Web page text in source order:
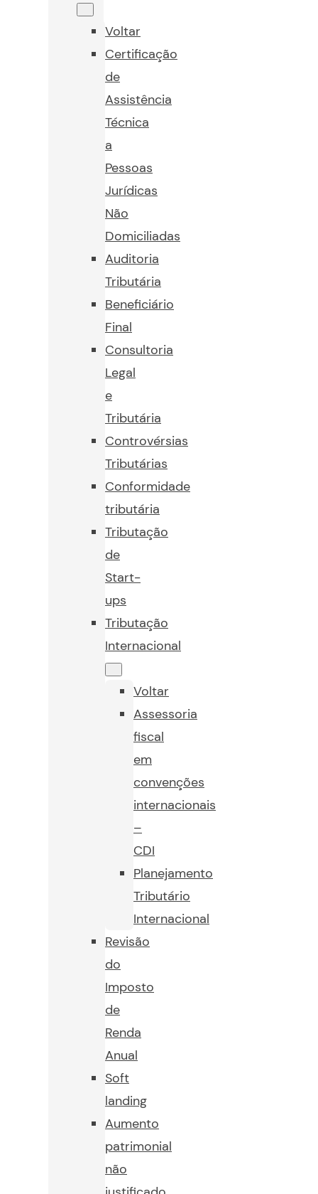
Voltar
Certificação
de
Assistência
Técnica
a
Pessoas
Jurídicas
Não
Domiciliadas
Auditoria
Tributária
Beneficiário
Final
Consultoria
Legal
e
Tributária
Controvérsias
Tributárias
Conformidade
tributária
Tributação
de
Start-
ups
Tributação
Internacional
Voltar
Assessoria
fiscal
em
convenções
internacionais
–
CDI
Planejamento
Tributário
Internacional
Revisão
do
Imposto
de
Renda
Anual
Soft
landing
Aumento
patrimonial
não